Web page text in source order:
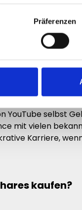
Präferenzen
der Welt
ebenso
auf Ihre
YouTube selbst
mit vielen
Karriere,
kaufen?